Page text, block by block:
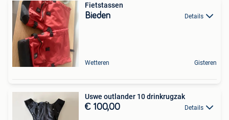
Fietstassen
Bieden Details
Wetteren Gisteren
Uswe outlander 10 drinkrugzak
€ 100,00 Details